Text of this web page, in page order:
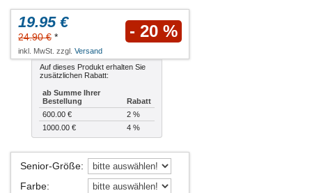
19.95 €
24.90 € * - 20 %
inkl. MwSt. zzgl. Versand
Auf dieses Produkt erhalten Sie
zusätzlichen Rabatt:
ab Summe Ihrer
Bestellung
Rabatt
600.00 €
2 %
1000.00 €
4 %
Senior-Größe:
Farbe: